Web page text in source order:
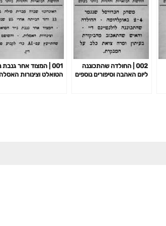
002 | החולדה שהתכוננה
ליום האהבה וסיפורים נוספים
001 | המצוד אחר גנבת
הטואלט וצינורות